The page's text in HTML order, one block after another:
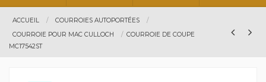
ACCUEIL
COURROIES AUTOPORTÉES
COURROIE POUR MAC CULLOCH
COURROIE DE COUPE
MC17542ST